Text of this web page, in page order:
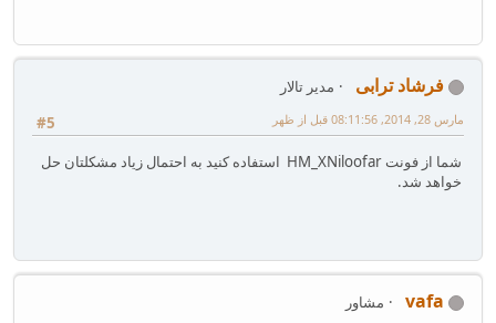
فرشاد ترابی
مدیر تالار
#5
مارس 28, 2014, 08:11:56 قبل از ظهر
شما از فونت HM_XNiloofar استفاده کنید به احتمال زیاد مشکلتان حل
خواهد شد.
vafa
مشاور